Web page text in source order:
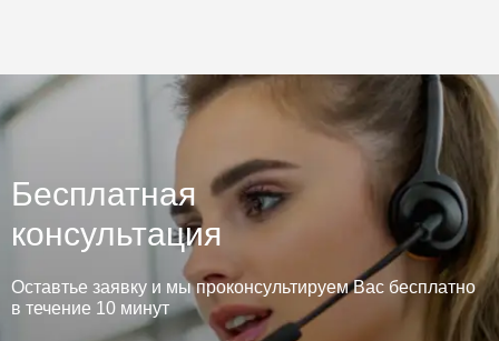
Бесплатная
консультация
Оставтье заявку и мы проконсультируем Вас бесплатно
в течение 10 минут